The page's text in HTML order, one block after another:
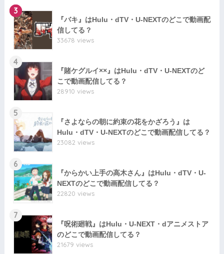
3
『バキ』はHulu・dTV・U-NEXTのどこで動画配
信してる？
33678 views
4
『賭ケグルイ××』はHulu・dTV・U-NEXTのど
こで動画配信してる？
28910 views
5
『さよならの朝に約束の花をかざろう』は
Hulu・dTV・U-NEXTのどこで動画配信してる？
23082 views
6
『からかい上手の高木さん』はHulu・dTV・U-
NEXTのどこで動画配信してる？
22820 views
7
『呪術廻戦』はHulu・U-NEXT・dアニメストア
のどこで動画配信してる？
21679 views